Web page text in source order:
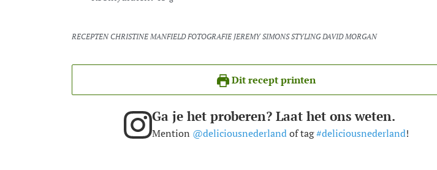
RECEPTEN CHRISTINE MANFIELD FOTOGRAFIE JEREMY SIMONS STYLING DAVID MORGAN
Dit recept printen
Ga je het proberen? Laat het ons weten.
Mention @deliciousnederlandof tag#deliciousnederland!